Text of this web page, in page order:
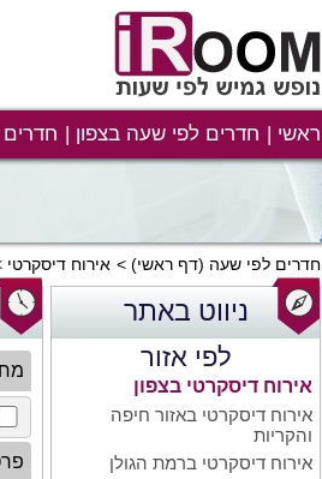
ראשי חדרים לפי שעה בצפון
חדרים לפי שעה (דף ראשי) אירוח דיסקרטי
ניווט באתר
לפי אזור
אירוח דיסקרטי בצפון
אירוח דיסקרטי באזור חיפה
והקריות
אירוח דיסקרטי ברמת הגולן